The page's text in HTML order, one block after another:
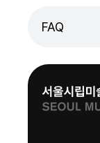
FAQ